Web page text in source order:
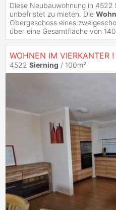
Diese Neubauwohnung in 4522
unbefristet zu mieten. Die
Obergeschoss eines
über eine Gesamtfläche von
WOHNEN IM VIERKANTER !
4522 Sierning / 100m²